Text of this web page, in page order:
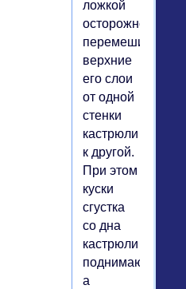
ложкой
осторожно
перемешивают
верхние
его слои
от одной
стенки
кастрюли
к другой.
При этом
куски
сгустка
со дна
кастрюли
поднимаются,
а